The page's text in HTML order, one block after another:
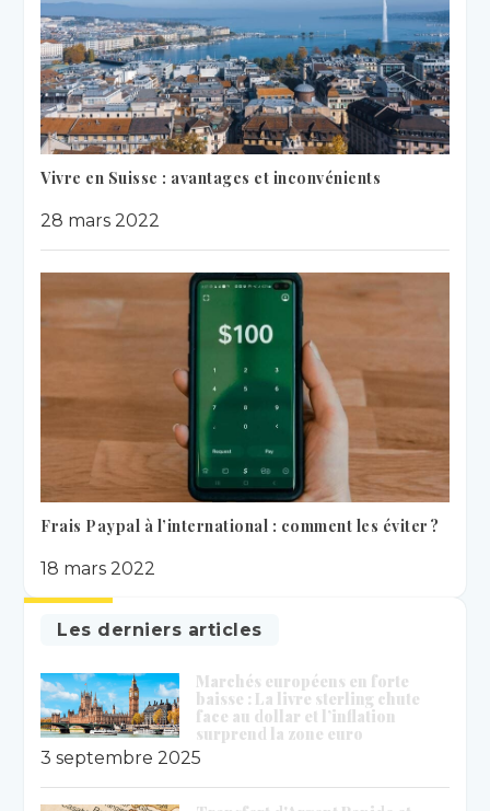
Vivre en Suisse : avantages et inconvénients
28 mars 2022
Frais Paypal à l’international : comment les éviter ?
18 mars 2022
Les derniers articles
Marchés européens en forte
baisse : La livre sterling chute
face au dollar et l’inflation
surprend la zone euro
3 septembre 2025